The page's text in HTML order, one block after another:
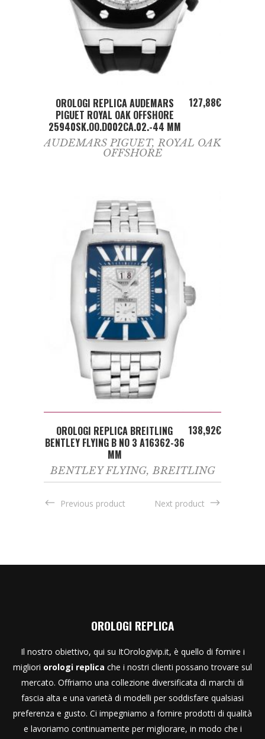
ADD TO CART
OROLOGI REPLICA AUDEMARS
PIGUET ROYAL OAK OFFSHORE
25940SK.OO.D002CA.02.-44 MM
127,88€
AUDEMARS PIGUET, ROYAL OAK
OFFSHORE
ADD TO CART
OROLOGI REPLICA BREITLING
BENTLEY FLYING B NO 3 A16362-36
MM
138,92€
BENTLEY FLYING,BREITLING
Previous product Next product
OROLOGI REPLICA
Il nostro obiettivo, qui su ItOrologivip.it, è quello di fornire i
migliori orologi replica che i nostri clienti possano trovare sul
mercato. Offriamo una collezione diversificata di marchi di
fascia alta e una varietà di modelli per soddisfare qualsiasi
preferenza e gusto. Ci impegniamo a fornire prodotti di qualità
e lavoriamo continuamente per migliorare, in modo che i